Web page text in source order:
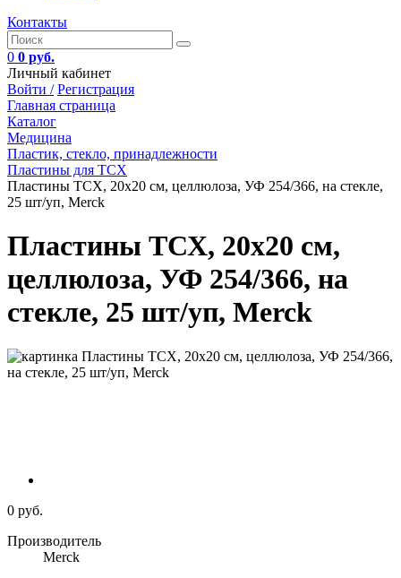
Контакты
0 0 руб.
Личный кабинет
Войти / Регистрация
Главная страница
Каталог
Медицина
Пластик, стекло, принадлежности
Пластины для ТСХ
Пластины ТСХ, 20х20 см, целлюлоза, УФ 254/366, на стекле,
25 шт/уп, Merck
Пластины ТСХ, 20х20 см,
целлюлоза, УФ 254/366, на
стекле, 25 шт/уп, Merck
0 руб.
Производитель
Merck